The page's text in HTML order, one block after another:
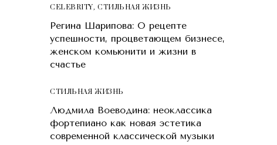
CELEBRITY,СТИЛЬНАЯ ЖИЗНЬ
Регина Шарипова: О рецепте
успешности, процветающем бизнесе,
женском комьюнити и жизни в
счастье
СТИЛЬНАЯ ЖИЗНЬ
Людмила Воеводина: неоклассика
фортепиано как новая эстетика
современной классической музыки